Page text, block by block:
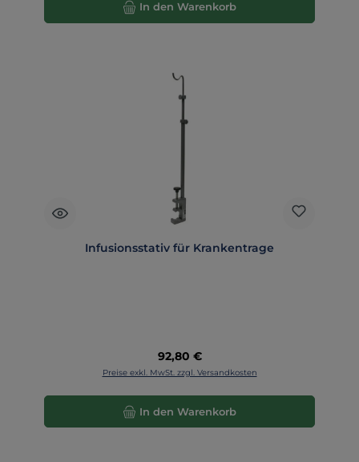
In den Warenkorb
Infusionsstativ für Krankentrage
Regulärer Preis:
92,80 €
Preise exkl. MwSt. zzgl. Versandkosten
In den Warenkorb